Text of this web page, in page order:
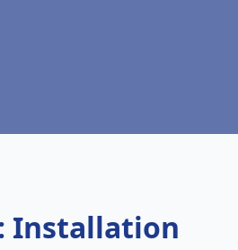
Installation